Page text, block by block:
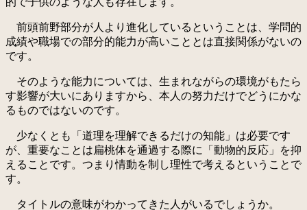
前頭前野部分が人より進化しているということは、学問的
成績や職場での部分的能力が高いこととは直接関係がないの
です。
そのような能力については、生まれながらの環境がもたら
す影響が大いにありますから、本人の努力だけでどうにかな
るものではないのです。
少なくとも「道理を理解できるだけの知能」は必要です
が、重要なことは扁桃体を通過する際に「動物的反応」を抑
えることです。つまり情動を制し理性で考えるということで
す。
タイトルの意味がわかってきた人がいるでしょうか。